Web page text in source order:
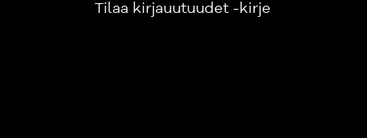
Tilaa kirjauutuudet -kirje